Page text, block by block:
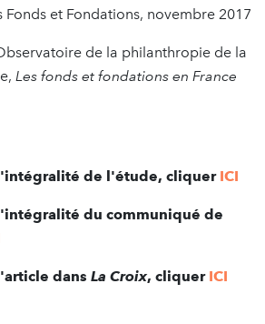
Fonds et Fondations, novembre 2017
de la philanthropie de la
Les fonds et fondations en France
de l'étude, cliquer ICI
du communiqué de
dans La Croix, cliquer ICI